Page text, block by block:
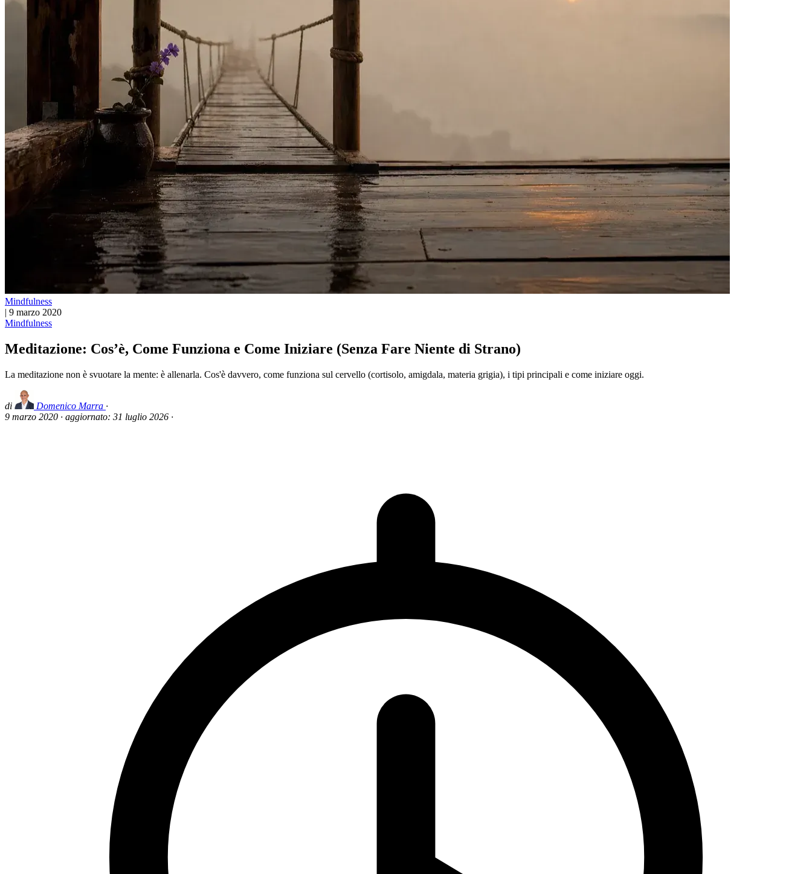
Mindfulness
| 9 marzo 2020
Mindfulness
Meditazione: Cos’è, Come Funziona e Come Iniziare (Senza Fare Niente di Strano)
La meditazione non è svuotare la mente: è allenarla. Cos'è davvero, come funziona sul cervello (cortisolo, amigdala, materia grigia), i tipi principali e come iniziare oggi.
di Domenico Marra ·
9 marzo 2020 · aggiornato: 31 luglio 2026 ·